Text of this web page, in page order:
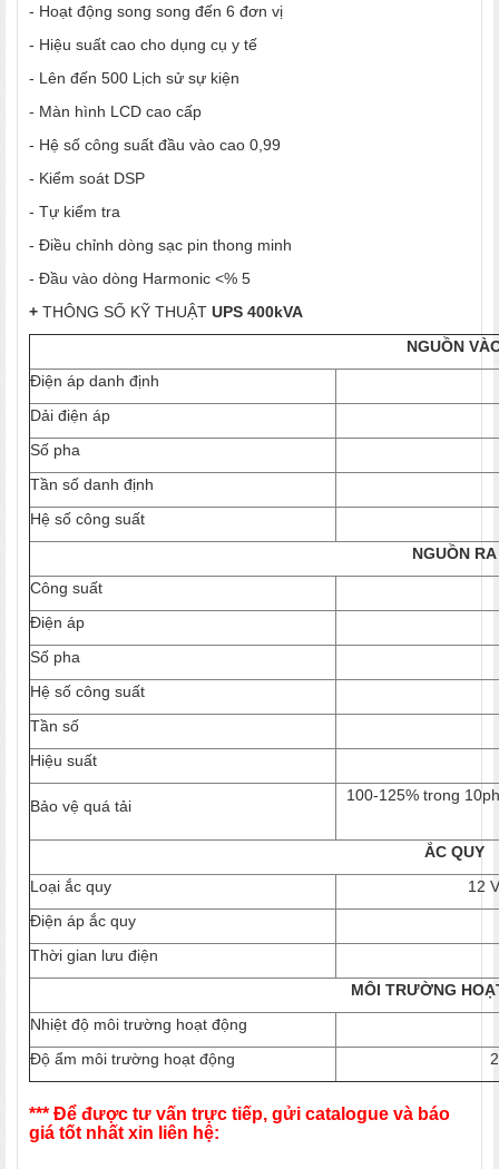
- Hoạt động song song đến 6 đơn vị
- Hiệu suất cao cho dụng cụ y tế
- Lên đến 500 Lịch sử sự kiện
- Màn hình LCD cao cấp
- Hệ số công suất đầu vào cao 0,99
- Kiểm soát DSP
- Tự kiểm tra
- Điều chỉnh dòng sạc pin thong minh
- Đầu vào dòng Harmonic <% 5
+ THÔNG SỐ KỸ THUẬT UPS 400kVA
NGUỒN
Điện áp danh định
Dải điện áp
Số pha
Tần số danh định
Hệ số công suất
NGUỒN RA
Công suất
Điện áp
Số pha
Hệ số công suất
Tần số
Hiệu suất
Bảo vệ quá tải
100-125% trong
ẮC QUY
Loại ắc quy
12
Điện áp ắc quy
Thời gian lưu điện
MÔI TRƯỜNG
Nhiệt độ môi trường hoạt động
Độ ẩm môi trường hoạt động
*** Để được tư vấn trực tiếp, gửi catalogue và báo
giá tốt nhất xin liên hệ: